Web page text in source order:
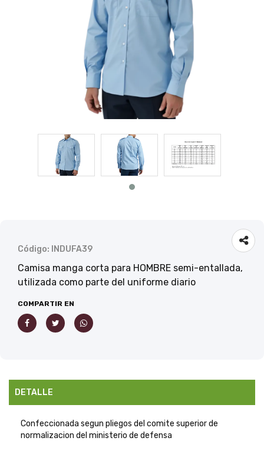
Código: INDUFA39
Camisa manga corta para HOMBRE semi-entallada,
utilizada como parte del uniforme diario
COMPARTIR EN
DETALLE
Confeccionada segun pliegos del comite superior de
normalizacion del ministerio de defensa